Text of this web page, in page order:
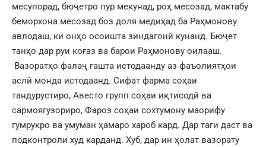
месупорад, бюҷетро пур мекунад, роҳ месозад, мактабу
беморхона месозад боз доля медиҳад ба Раҳмонову
авлодаш, ки онҳо осоишта зиндагонӣ кунанд. Бюҷет
танҳо дар руи коғаз ва барои Раҳмонову оилааш.
Вазоратҳо фалаҷ гашта истодаанду аз фаъолиятҳои
аслӣ монда истодаанд. Сифат фарма соҳаи
тандурустиро, Авесто групп соҳаи иқтисодӣ ва
сармоягузориро, Фароз соҳаи сохтумону маорифу
гумрукро ва умуман ҳамаро хароб кард. Дар таги даст ва
подконтроли худ карданд. Хуб, дар ин ҳолат вазорату